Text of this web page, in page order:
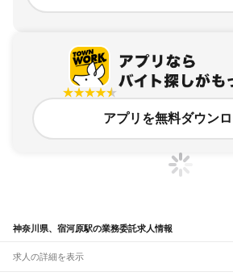
アプリを無料ダウン
神奈川県、宿河原駅の業務委託求人情報
求人の詳細を表示